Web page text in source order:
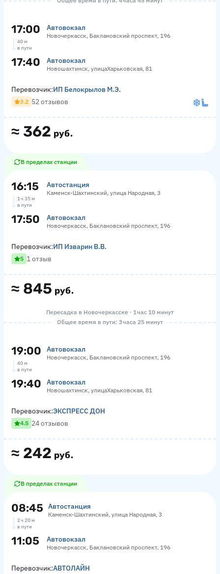
17:00 Автовокзал
Новочеркасск, Баклановский проспект, 196
40 м
в пути
17:40 Автовокзал
Новошахтинск, улицаХарьковская, 81
≈ 362 руб.
Перевозчик:ИП Белокрылов М.Э.
3.2 52 отзывов
В пределах станции
16:15 Автостанция
Каменск-Шахтинский, улица Народная, 3
1 ч 35 м
в пути
17:50 Автовокзал
Новочеркасск, Баклановский проспект, 196
≈ 845 руб.
Перевозчик:ИП Изварин В.В.
5 1 отзыв
Пересадка в Новочеркасске · 1 час 10 минут
Общее время в пути: 3 часа 25 минут
19:00 Автовокзал
Новочеркасск, Баклановский проспект, 196
40 м
в пути
19:40 Автовокзал
Новошахтинск, улицаХарьковская, 81
≈ 242 руб.
Перевозчик:ЭКСПРЕСС ДОН
4.5 24 отзывов
В пределах станции
08:45 Автостанция
Каменск-Шахтинский, улица Народная, 3
2 ч 20 м
в пути
11:05 Автовокзал
Новочеркасск, Баклановский проспект, 196
Перевозчик:АВТОЛАЙН